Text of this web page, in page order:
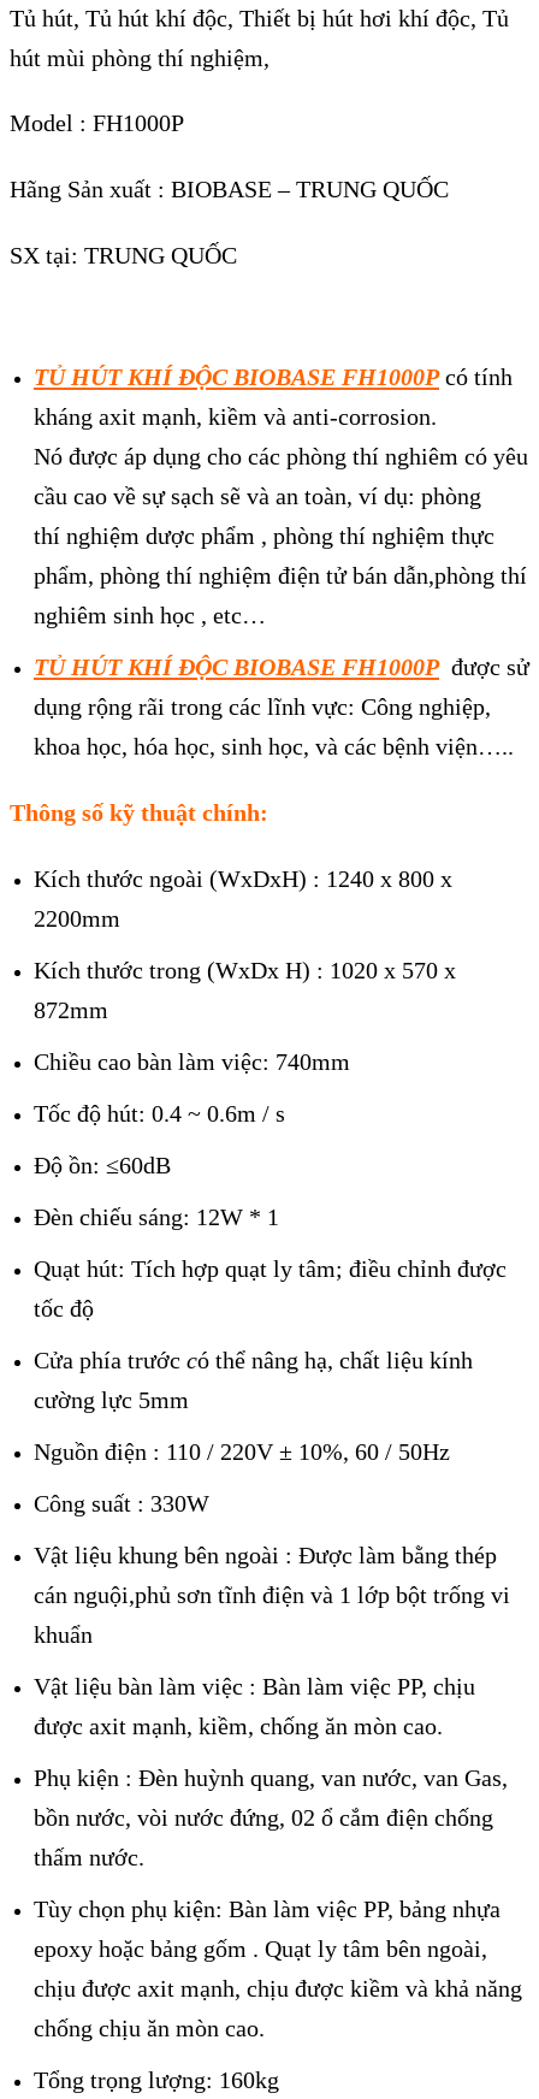
Tủ hút, Tủ hút khí độc, Thiết bị hút hơi khí độc, Tủ
hút mùi phòng thí nghiệm,
Model : FH1000P
Hãng Sản xuất : BIOBASE – TRUNG QUỐC
SX tại: TRUNG QUỐC
TỦ HÚT KHÍ ĐỘC BIOBASE FH1000P có tính
kháng axit mạnh, kiềm và anti-corrosion.
Nó được áp dụng cho các phòng thí nghiêm có yêu
cầu cao về sự sạch sẽ và an toàn, ví dụ: phòng
thí nghiệm dược phẩm , phòng thí nghiệm thực
phẩm, phòng thí nghiệm điện tử bán dẫn,phòng thí
nghiêm sinh học , etc…
TỦ HÚT KHÍ ĐỘC BIOBASE FH1000P được sử
dụng rộng rãi trong các lĩnh vực: Công nghiệp,
khoa học, hóa học, sinh học, và các bệnh viện…..
Thông số kỹ thuật chính:
Kích thước ngoài (WxDxH) : 1240 x 800 x
2200mm
Kích thước trong (WxDx H) : 1020 x 570 x
872mm
Chiều cao bàn làm việc: 740mm
Tốc độ hút: 0.4 ~ 0.6m / s
Độ ồn: ≤60dB
Đèn chiếu sáng: 12W * 1
Quạt hút: Tích hợp quạt ly tâm; điều chỉnh được
tốc độ
Cửa phía trước có thể nâng hạ, chất liệu kính
cường lực 5mm
Nguồn điện : 110 / 220V ± 10%, 60 / 50Hz
Công suất : 330W
Vật liệu khung bên ngoài : Được làm bằng thép
cán nguội,phủ sơn tĩnh điện và 1 lớp bột trống vi
khuẩn
Vật liệu bàn làm việc : Bàn làm việc PP, chịu
được axit mạnh, kiềm, chống ăn mòn cao.
Phụ kiện : Đèn huỳnh quang, van nước, van Gas,
bồn nước, vòi nước đứng, 02 ổ cắm điện chống
thấm nước.
Tùy chọn phụ kiện: Bàn làm việc PP, bảng nhựa
epoxy hoặc bảng gốm . Quạt ly tâm bên ngoài,
chịu được axit mạnh, chịu được kiềm và khả năng
chống chịu ăn mòn cao.
Tổng trọng lượng: 160kg